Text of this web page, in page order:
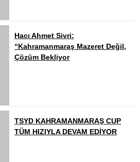
Hacı Ahmet Sivri:
“Kahramanmaraş Mazeret Değil,
Çözüm Bekliyor
TSYD KAHRAMANMARAŞ CUP
TÜM HIZIYLA DEVAM EDİYOR